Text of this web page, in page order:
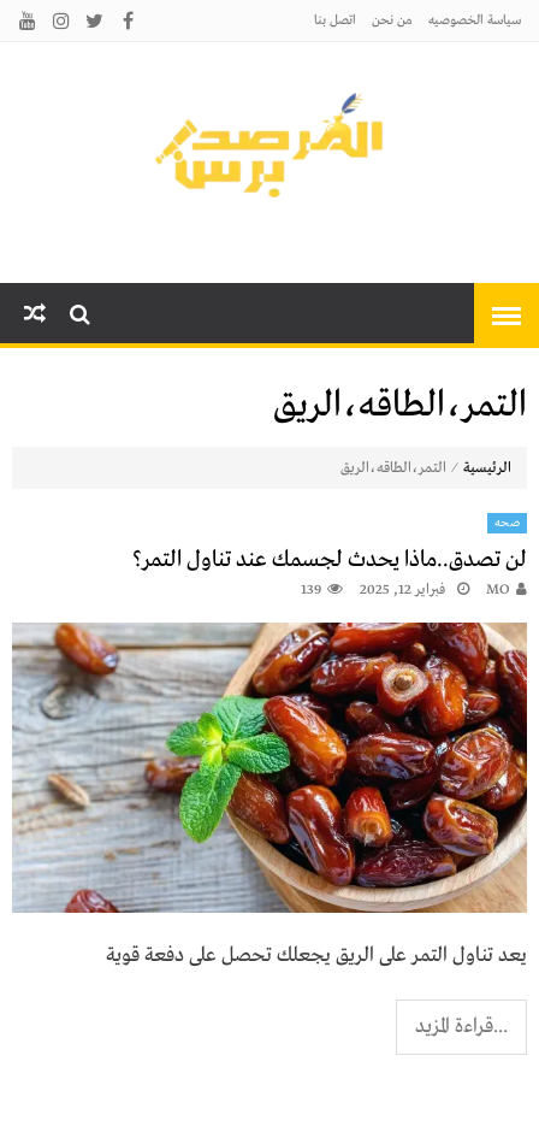
سياسة الخصوصيه من نحن اتصل بنا
التمر،الطاقه،الريق
الرئيسية ⁄ التمر،الطاقه،الريق
صحه
لن تصدق..ماذا يحدث لجسمك عند تناول التمر؟
MO فبراير 12, 2025 139
يعد تناول التمر على الريق يجعلك تحصل على دفعة قوية
...قراءة المزيد